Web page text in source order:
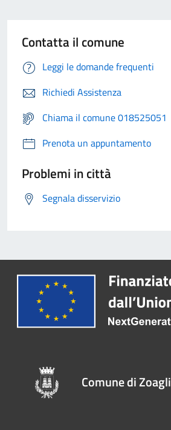
Contatta il comune
Leggi le domande frequenti
Richiedi Assistenza
Chiama il comune 018525051
Prenota un appuntamento
Problemi in città
Segnala disservizio
Comune di Zoagli